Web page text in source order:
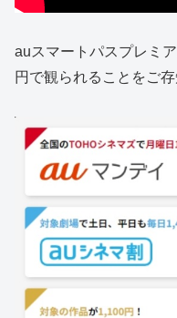
auスマートパスプレミ
円で観られることをご